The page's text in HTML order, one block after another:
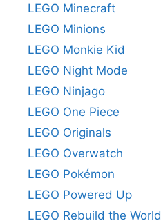
LEGO Minecraft
LEGO Minions
LEGO Monkie Kid
LEGO Night Mode
LEGO Ninjago
LEGO One Piece
LEGO Originals
LEGO Overwatch
LEGO Pokémon
LEGO Powered Up
LEGO Rebuild the World